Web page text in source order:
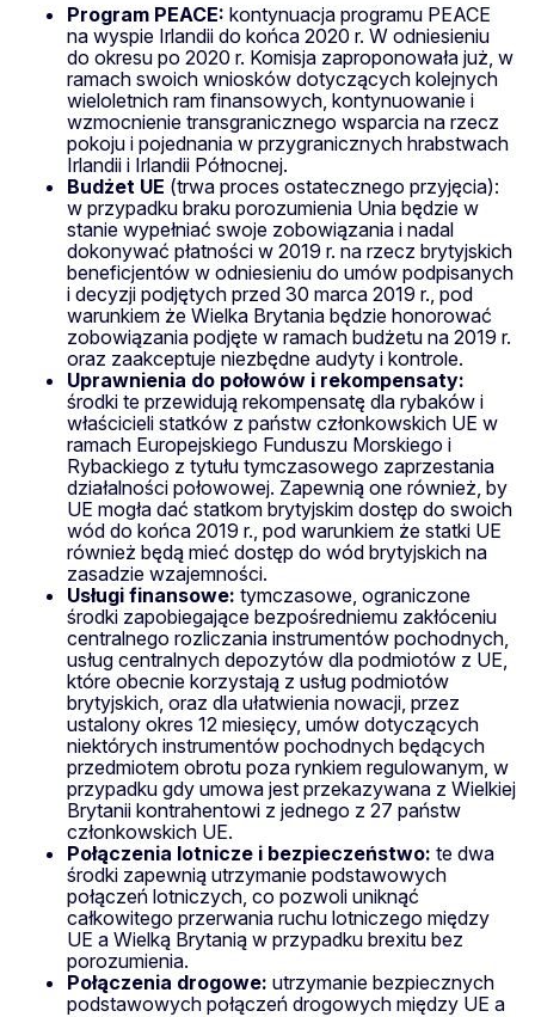
Program PEACE: kontynuacja programu PEACE
na wyspie Irlandii do końca 2020 r. W odniesieniu
do okresu po 2020 r. Komisja zaproponowała już, w
ramach swoich wniosków dotyczących kolejnych
wieloletnich ram finansowych, kontynuowanie i
wzmocnienie transgranicznego wsparcia na rzecz
pokoju i pojednania w przygranicznych hrabstwach
Irlandii i Irlandii Północnej.
Budżet UE (trwa proces ostatecznego przyjęcia):
w przypadku braku porozumienia Unia będzie w
stanie wypełniać swoje zobowiązania i nadal
dokonywać płatności w 2019 r. na rzecz brytyjskich
beneficjentów w odniesieniu do umów podpisanych
i decyzji podjętych przed 30 marca 2019 r., pod
warunkiem że Wielka Brytania będzie honorować
zobowiązania podjęte w ramach budżetu na 2019 r.
oraz zaakceptuje niezbędne audyty i kontrole.
Uprawnienia do połowów i rekompensaty:
środki te przewidują rekompensatę dla rybaków i
właścicieli statków z państw członkowskich UE w
ramach Europejskiego Funduszu Morskiego i
Rybackiego z tytułu tymczasowego zaprzestania
działalności połowowej. Zapewnią one również, by
UE mogła dać statkom brytyjskim dostęp do swoich
wód do końca 2019 r., pod warunkiem że statki UE
również będą mieć dostęp do wód brytyjskich na
zasadzie wzajemności.
Usługi finansowe: tymczasowe, ograniczone
środki zapobiegające bezpośredniemu zakłóceniu
centralnego rozliczania instrumentów pochodnych,
usług centralnych depozytów dla podmiotów z UE,
które obecnie korzystają z usług podmiotów
brytyjskich, oraz dla ułatwienia nowacji, przez
ustalony okres 12 miesięcy, umów dotyczących
niektórych instrumentów pochodnych będących
przedmiotem obrotu poza rynkiem regulowanym, w
przypadku gdy umowa jest przekazywana z Wielkiej
Brytanii kontrahentowi z jednego z 27 państw
członkowskich UE.
Połączenia lotnicze i bezpieczeństwo: te dwa
środki zapewnią utrzymanie podstawowych
połączeń lotniczych, co pozwoli uniknąć
całkowitego przerwania ruchu lotniczego między
UE a Wielką Brytanią w przypadku brexitu bez
porozumienia.
Połączenia drogowe: utrzymanie bezpiecznych
podstawowych połączeń drogowych między UE a